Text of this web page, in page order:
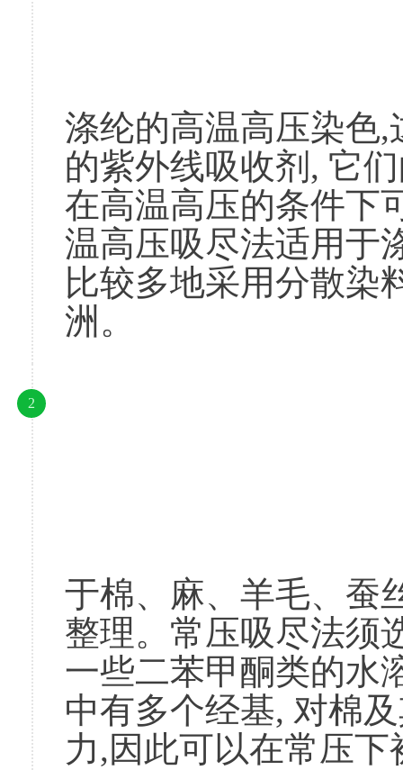
涤纶的高温高压染色
的紫外线吸收剂, 它
在高温高压的条件下
温高压吸尽法适用于
比较多地采用分散染
洲。
2
于棉、麻、羊毛、蚕
整理。常压吸尽法须
一些二苯甲酮类的水
中有多个经基, 对棉
力,因此可以在常压